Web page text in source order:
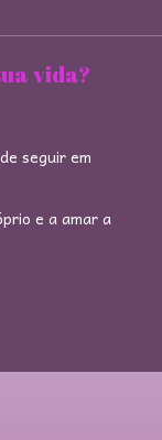
vida?
seguir em
e a amar a